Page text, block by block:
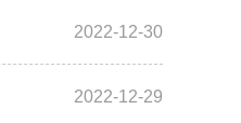
2022-12-30
2022-12-29